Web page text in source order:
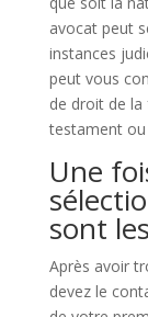
avocat peut
instances
peut vous
de droit de
testament ou
Une
sont
Après avoir
devez le